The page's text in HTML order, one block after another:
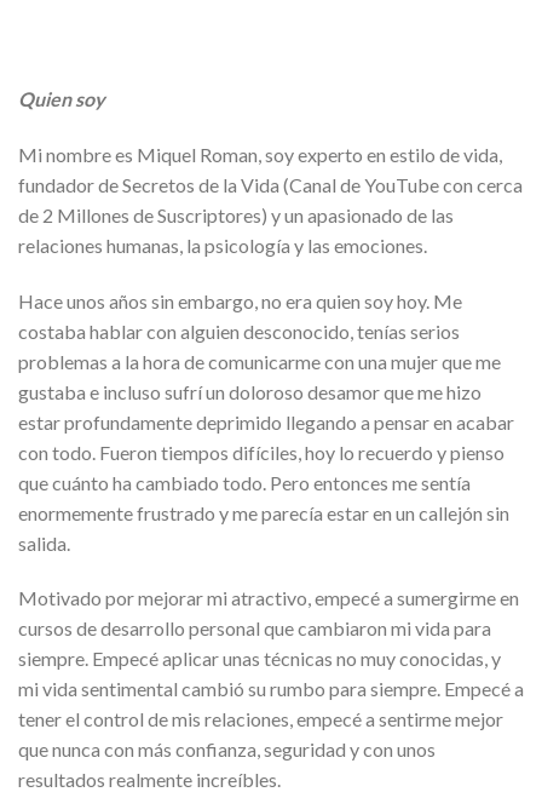
Quien soy
Mi nombre es Miquel Roman, soy experto en estilo de vida,
fundador de Secretos de la Vida (Canal de YouTube con cerca
de 2 Millones de Suscriptores) y un apasionado de las
relaciones humanas, la psicología y las emociones.
Hace unos años sin embargo, no era quien soy hoy. Me
costaba hablar con alguien desconocido, tenías serios
problemas a la hora de comunicarme con una mujer que me
gustaba e incluso sufrí un doloroso desamor que me hizo
estar profundamente deprimido llegando a pensar en acabar
con todo. Fueron tiempos difíciles, hoy lo recuerdo y pienso
que cuánto ha cambiado todo. Pero entonces me sentía
enormemente frustrado y me parecía estar en un callejón sin
salida.
Motivado por mejorar mi atractivo, empecé a sumergirme en
cursos de desarrollo personal que cambiaron mi vida para
siempre. Empecé aplicar unas técnicas no muy conocidas, y
mi vida sentimental cambió su rumbo para siempre. Empecé a
tener el control de mis relaciones, empecé a sentirme mejor
que nunca con más confianza, seguridad y con unos
resultados realmente increíbles.